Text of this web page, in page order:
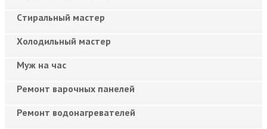
Cтиральный мастер
Холодильный мастер
Муж на час
Ремонт варочных панелей
Ремонт водонагревателей